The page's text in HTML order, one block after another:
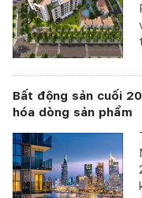
Bất động sản cuối
hóa dòng sản phẩm